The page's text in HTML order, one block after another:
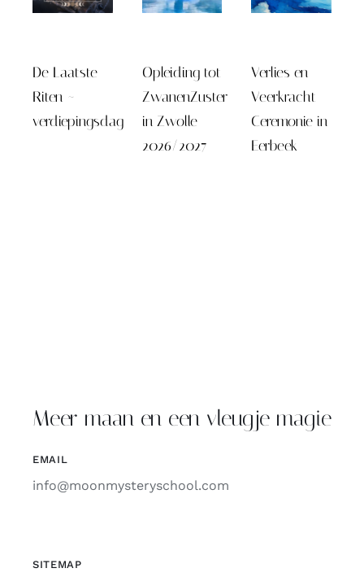
De Laatste
Riten ~
verdiepingsdag
Opleiding tot
ZwanenZuster
in Zwolle
2026/2027
Verlies en
Veerkracht
Ceremonie in
Eerbeek
Meer maan en een vleugje magie
EMAIL
info@moonmysteryschool.com
SITEMAP